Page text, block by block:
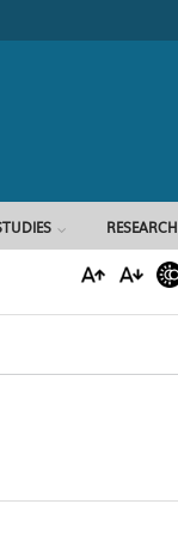
form
RESEARCH